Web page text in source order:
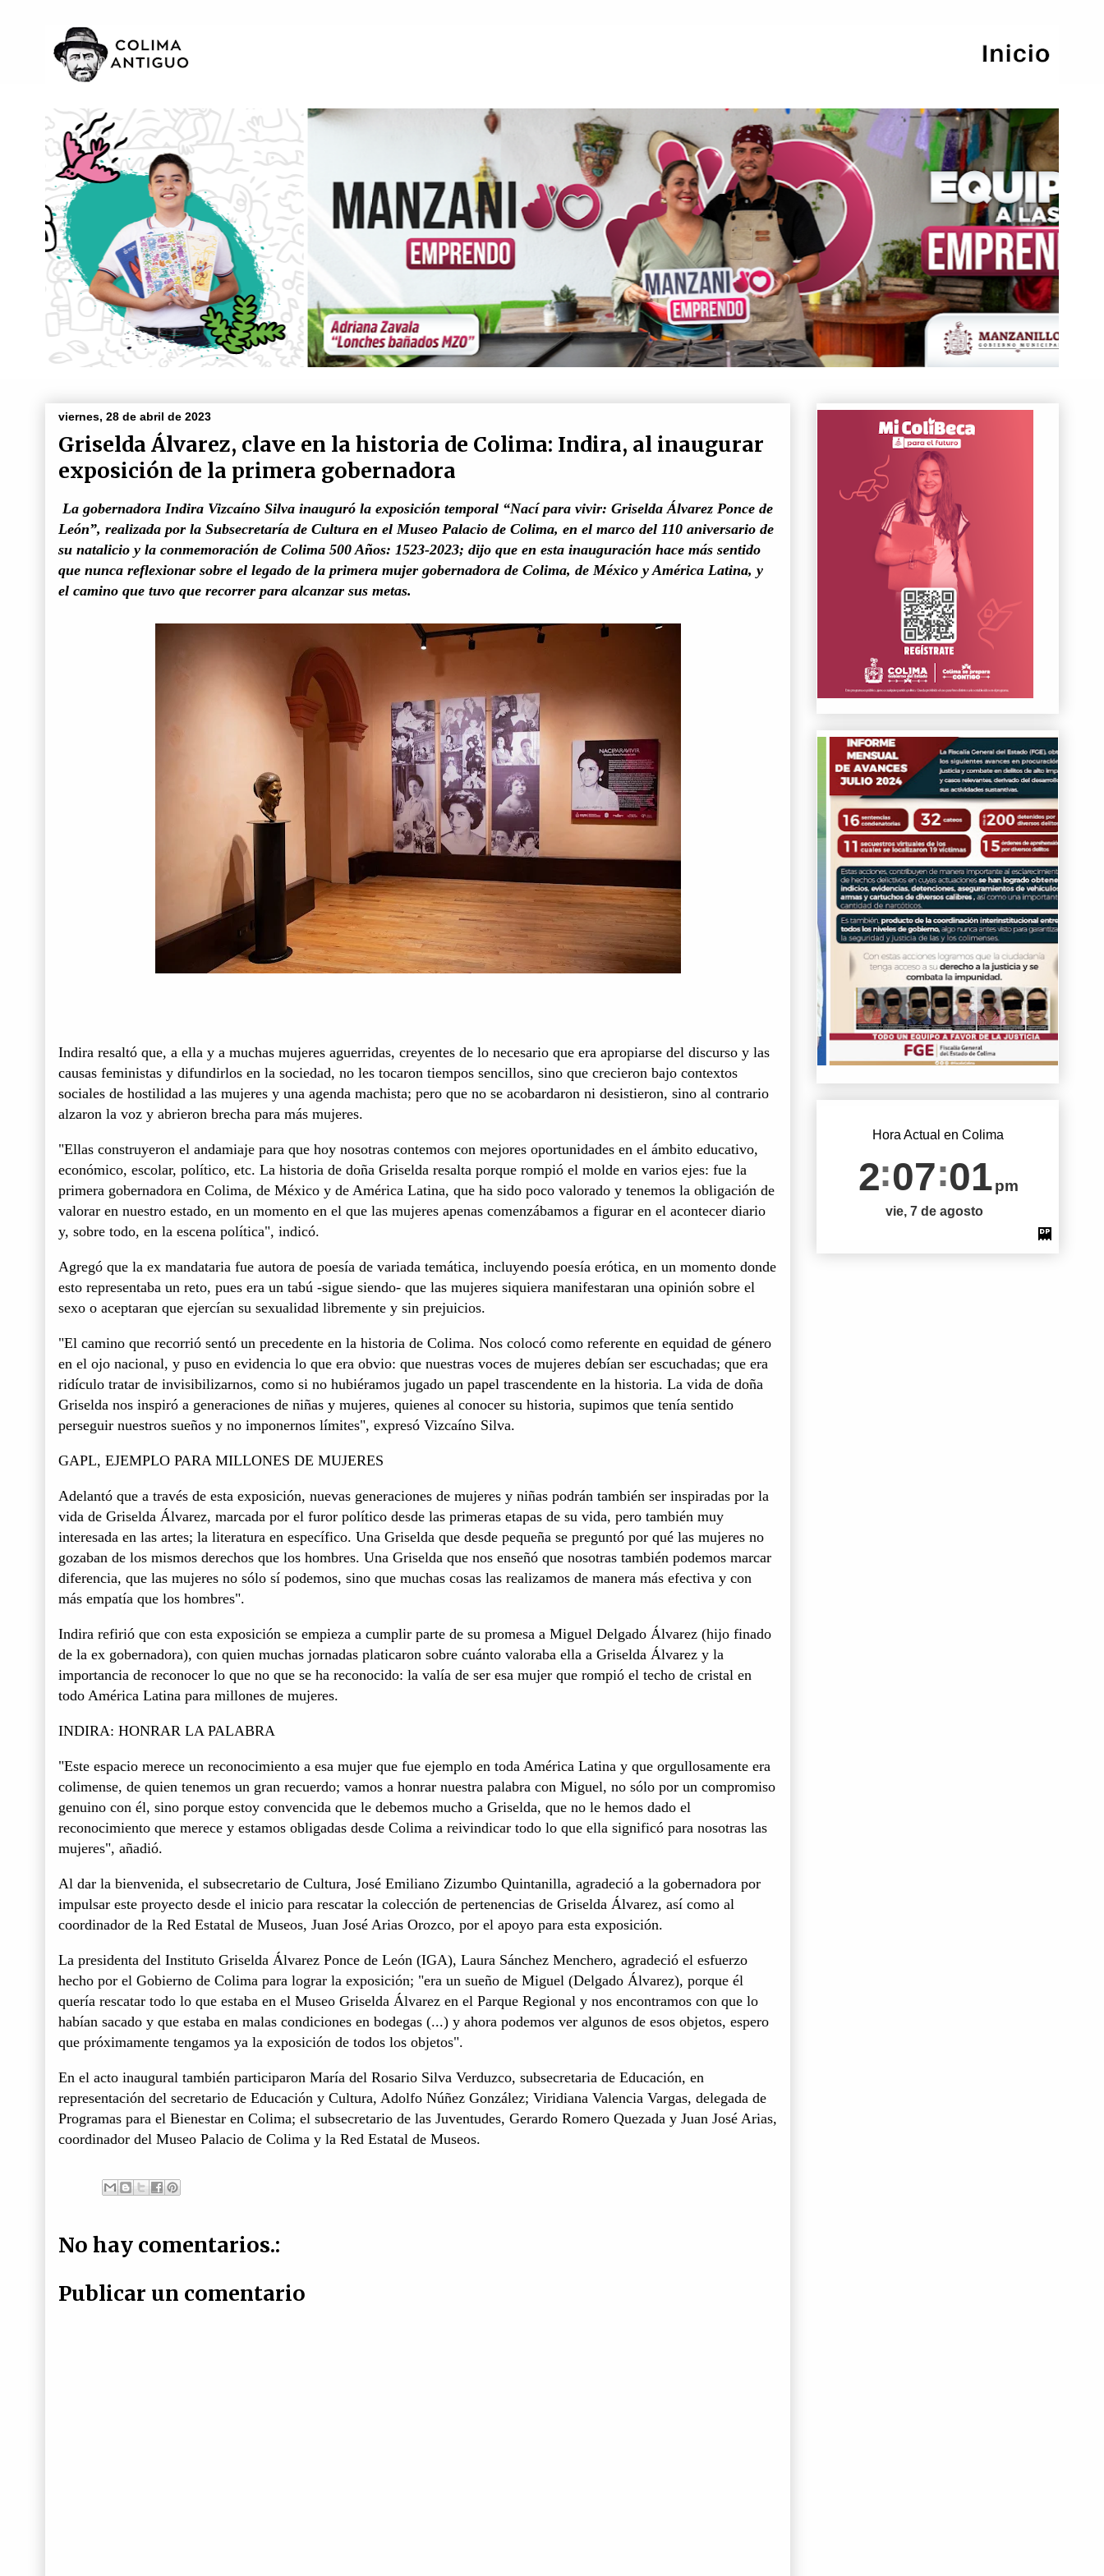
viernes, 28 de abril de 2023
Griselda Álvarez, clave en la historia de Colima: Indira, al inaugurar
exposición de la primera gobernadora
La gobernadora Indira Vizcaíno Silva inauguró la exposición temporal “Nací para vivir: Griselda Álvarez Ponce de
León”, realizada por la Subsecretaría de Cultura en el Museo Palacio de Colima, en el marco del 110 aniversario de
su natalicio y la conmemoración de Colima 500 Años: 1523-2023; dijo que en esta inauguración hace más sentido
que nunca reflexionar sobre el legado de la primera mujer gobernadora de Colima, de México y América Latina, y
el camino que tuvo que recorrer para alcanzar sus metas.
Indira resaltó que, a ella y a muchas mujeres aguerridas, creyentes de lo necesario que era apropiarse del discurso y las
causas feministas y difundirlos en la sociedad, no les tocaron tiempos sencillos, sino que crecieron bajo contextos
sociales de hostilidad a las mujeres y una agenda machista; pero que no se acobardaron ni desistieron, sino al contrario
alzaron la voz y abrieron brecha para más mujeres.
"Ellas construyeron el andamiaje para que hoy nosotras contemos con mejores oportunidades en el ámbito educativo,
económico, escolar, político, etc. La historia de doña Griselda resalta porque rompió el molde en varios ejes: fue la
primera gobernadora en Colima, de México y de América Latina, que ha sido poco valorado y tenemos la obligación de
valorar en nuestro estado, en un momento en el que las mujeres apenas comenzábamos a figurar en el acontecer diario
y, sobre todo, en la escena política", indicó.
Agregó que la ex mandataria fue autora de poesía de variada temática, incluyendo poesía erótica, en un momento donde
esto representaba un reto, pues era un tabú -sigue siendo- que las mujeres siquiera manifestaran una opinión sobre el
sexo o aceptaran que ejercían su sexualidad libremente y sin prejuicios.
"El camino que recorrió sentó un precedente en la historia de Colima. Nos colocó como referente en equidad de género
en el ojo nacional, y puso en evidencia lo que era obvio: que nuestras voces de mujeres debían ser escuchadas; que era
ridículo tratar de invisibilizarnos, como si no hubiéramos jugado un papel trascendente en la historia. La vida de doña
Griselda nos inspiró a generaciones de niñas y mujeres, quienes al conocer su historia, supimos que tenía sentido
perseguir nuestros sueños y no imponernos límites", expresó Vizcaíno Silva.
GAPL, EJEMPLO PARA MILLONES DE MUJERES
Adelantó que a través de esta exposición, nuevas generaciones de mujeres y niñas podrán también ser inspiradas por la
vida de Griselda Álvarez, marcada por el furor político desde las primeras etapas de su vida, pero también muy
interesada en las artes; la literatura en específico. Una Griselda que desde pequeña se preguntó por qué las mujeres no
gozaban de los mismos derechos que los hombres. Una Griselda que nos enseñó que nosotras también podemos marcar
diferencia, que las mujeres no sólo sí podemos, sino que muchas cosas las realizamos de manera más efectiva y con
más empatía que los hombres".
Indira refirió que con esta exposición se empieza a cumplir parte de su promesa a Miguel Delgado Álvarez (hijo finado
de la ex gobernadora), con quien muchas jornadas platicaron sobre cuánto valoraba ella a Griselda Álvarez y la
importancia de reconocer lo que no que se ha reconocido: la valía de ser esa mujer que rompió el techo de cristal en
todo América Latina para millones de mujeres.
INDIRA: HONRAR LA PALABRA
"Este espacio merece un reconocimiento a esa mujer que fue ejemplo en toda América Latina y que orgullosamente era
colimense, de quien tenemos un gran recuerdo; vamos a honrar nuestra palabra con Miguel, no sólo por un compromiso
genuino con él, sino porque estoy convencida que le debemos mucho a Griselda, que no le hemos dado el
reconocimiento que merece y estamos obligadas desde Colima a reivindicar todo lo que ella significó para nosotras las
mujeres", añadió.
Al dar la bienvenida, el subsecretario de Cultura, José Emiliano Zizumbo Quintanilla, agradeció a la gobernadora por
impulsar este proyecto desde el inicio para rescatar la colección de pertenencias de Griselda Álvarez, así como al
coordinador de la Red Estatal de Museos, Juan José Arias Orozco, por el apoyo para esta exposición.
La presidenta del Instituto Griselda Álvarez Ponce de León (IGA), Laura Sánchez Menchero, agradeció el esfuerzo
hecho por el Gobierno de Colima para lograr la exposición; "era un sueño de Miguel (Delgado Álvarez), porque él
quería rescatar todo lo que estaba en el Museo Griselda Álvarez en el Parque Regional y nos encontramos con que lo
habían sacado y que estaba en malas condiciones en bodegas (...) y ahora podemos ver algunos de esos objetos, espero
que próximamente tengamos ya la exposición de todos los objetos".
En el acto inaugural también participaron María del Rosario Silva Verduzco, subsecretaria de Educación, en
representación del secretario de Educación y Cultura, Adolfo Núñez González; Viridiana Valencia Vargas, delegada de
Programas para el Bienestar en Colima; el subsecretario de las Juventudes, Gerardo Romero Quezada y Juan José Arias,
coordinador del Museo Palacio de Colima y la Red Estatal de Museos.
No hay comentarios.:
Publicar un comentario
Hora Actual en Colima
2 07 02pm
vie, 7 de agosto